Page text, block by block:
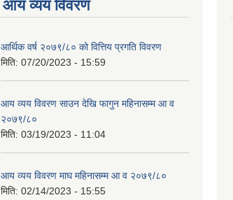
आय व्यय विवरण
आर्थिक वर्ष २०७९/८० को वित्तिय प्रगति विवरण
मिति: 07/20/2023 - 15:59
आय व्यय विवरण साउन देखि फागुन महिनासम्म आ व
२०७९/८०
मिति: 03/19/2023 - 11:04
आय व्यय विवरण माघ महिनासम्म आ व २०७९/८०
मिति: 02/14/2023 - 15:55